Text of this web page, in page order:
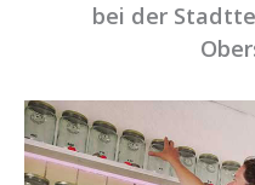
bei der